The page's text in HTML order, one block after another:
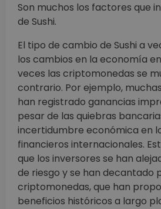
Son muchos los factores que
de Sushi.
El tipo de cambio de Sushi a
los cambios en la economía
veces las criptomonedas se
contrario. Por ejemplo,
han registrado ganancias
pesar de las quiebras
incertidumbre económica en
financieros internacionales.
que los inversores se han
de riesgo y se han decantado
criptomonedas, que han
beneficios históricos a largo